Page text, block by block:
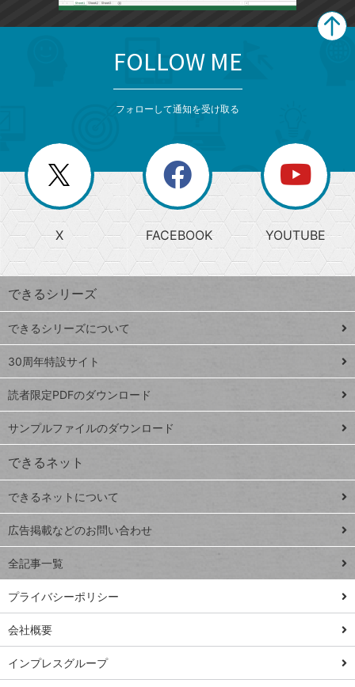
じ
る
search
検
索
上
昇
ワ
ー
ド
Google
スプレ
ッドシ
ート
iPhone
VLOOKUP
close
閉じ
る
閉
じ
る
ー
か
ら
探
す
ト
ッ
プ
ペ
ジ
連載
Excel Q&A
トイアンナ流仕
事術
ではじめる業務
の完全自動化
AI議事録作成術
Windows 11
Q&A
FOLLOW ME
フォローして通知を受け取る
X FACEBOOK YOUTUBE
できるシリーズ
できるシリーズについて
30周年特設サイト
読者限定PDFのダウンロード
サンプルファイルのダウンロード
できるネット
できるネットについて
広告掲載などのお問い合わせ
全記事一覧
プライバシーポリシー
会社概要
インプレスグループ